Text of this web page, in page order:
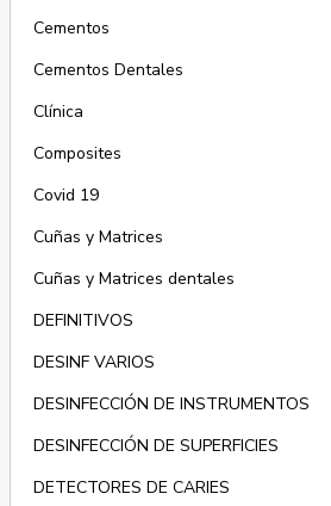
Cementos
Cementos Dentales
Clínica
Composites
Covid 19
Cuñas y Matrices
Cuñas y Matrices dentales
DEFINITIVOS
DESINF VARIOS
DESINFECCIÓN DE INSTRUMENTOS
DESINFECCIÓN DE SUPERFICIES
DETECTORES DE CARIES